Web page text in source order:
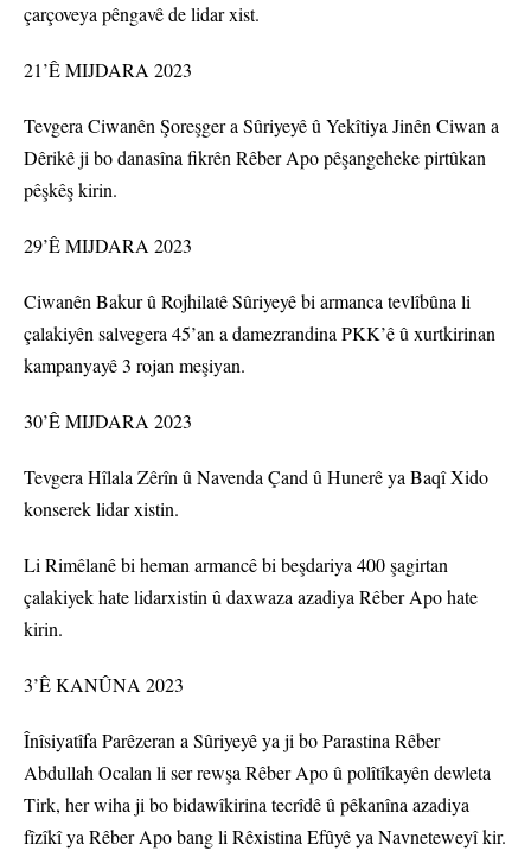
çarçoveya pêngavê de lidar xist.
21’Ê MIJDARA 2023
Tevgera Ciwanên Şoreşger a Sûriyeyê û Yekîtiya Jinên Ciwan a
Dêrikê ji bo danasîna fikrên Rêber Apo pêşangeheke pirtûkan
pêşkêş kirin.
29’Ê MIJDARA 2023
Ciwanên Bakur û Rojhilatê Sûriyeyê bi armanca tevlîbûna li
çalakiyên salvegera 45’an a damezrandina PKK’ê û xurtkirinan
kampanyayê 3 rojan meşiyan.
30’Ê MIJDARA 2023
Tevgera Hîlala Zêrîn û Navenda Çand û Hunerê ya Baqî Xido
konserek lidar xistin.
Li Rimêlanê bi heman armancê bi beşdariya 400 şagirtan
çalakiyek hate lidarxistin û daxwaza azadiya Rêber Apo hate
kirin.
3’Ê KANÛNA 2023
Înîsiyatîfa Parêzeran a Sûriyeyê ya ji bo Parastina Rêber
Abdullah Ocalan li ser rewşa Rêber Apo û polîtîkayên dewleta
Tirk, her wiha ji bo bidawîkirina tecrîdê û pêkanîna azadiya
fîzîkî ya Rêber Apo bang li Rêxistina Efûyê ya Navneteweyî kir.